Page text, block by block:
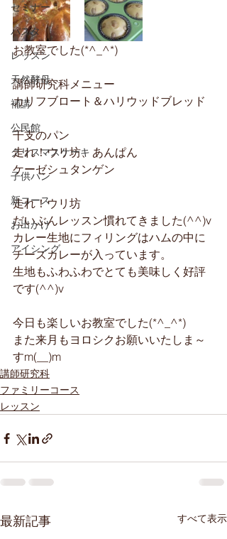
セミナー
パスタ
レッスン
天然酵母
補講
公民館
クリスマスケーキ
子供パン
新コース
お出かけ
アイシング
お教室でした(*^_^*)
講師研究科メニュー
カリフブロート＆ハリウッドブレッド
干支のパン
走れ！ウリ坊、あんぱん
ケーゼシュタンゲン
走れ！ウリ坊
だいぶんレッスン慣れてきました(^^)v
カレー生地にフィリングはハムの中に
チーズカレーが入っています。
生地もふわふわでとても美味しく好評
です(^^)v
今日も楽しいお教室でした(*^_^*)
また来月もヨロシクお願いいたしま～
すm(__)m
講師研究科
ファミリーコース
レッスン
最新記事 すべて表示